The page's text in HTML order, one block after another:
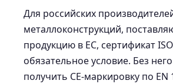
Для российских
металлоконструкций,
продукцию в ЕС, сертификат
обязательное условие. Без
получить CE-маркировку по EN